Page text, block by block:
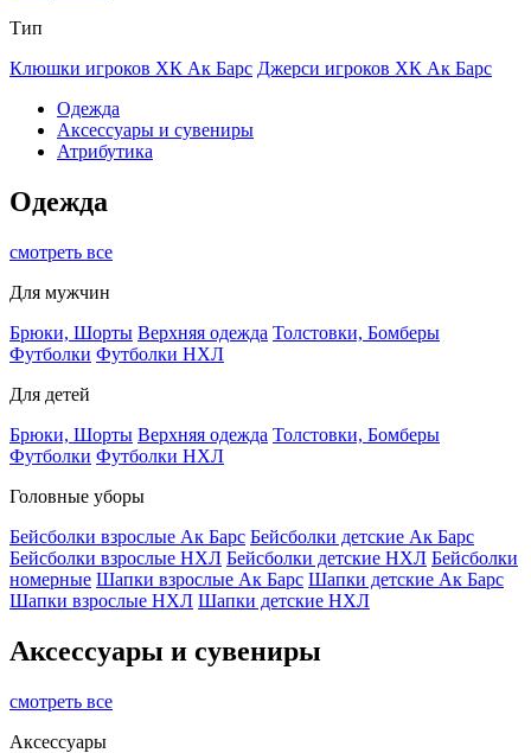
Тип
Клюшки игроков ХК Ак Барс Джерси игроков ХК Ак Барс
Одежда
Аксессуары и сувениры
Атрибутика
Одежда
смотреть все
Для мужчин
Брюки, Шорты Верхняя одежда Толстовки, Бомберы
Футболки Футболки НХЛ
Для детей
Брюки, Шорты Верхняя одежда Толстовки, Бомберы
Футболки Футболки НХЛ
Головные уборы
Бейсболки взрослые Ак Барс Бейсболки детские Ак Барс
Бейсболки взрослые НХЛ Бейсболки детские НХЛ Бейсболки
номерные Шапки взрослые Ак Барс Шапки детские Ак Барс
Шапки взрослые НХЛ Шапки детские НХЛ
Аксессуары и сувениры
смотреть все
Аксессуары